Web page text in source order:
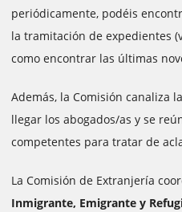
periódicamente, podéis
la tramitación de expedientes
como encontrar las últimas
Además, la Comisión canaliza
llegar los abogados/as y se
competentes para tratar de
La Comisión de Extranjería
Inmigrante, Emigrante y